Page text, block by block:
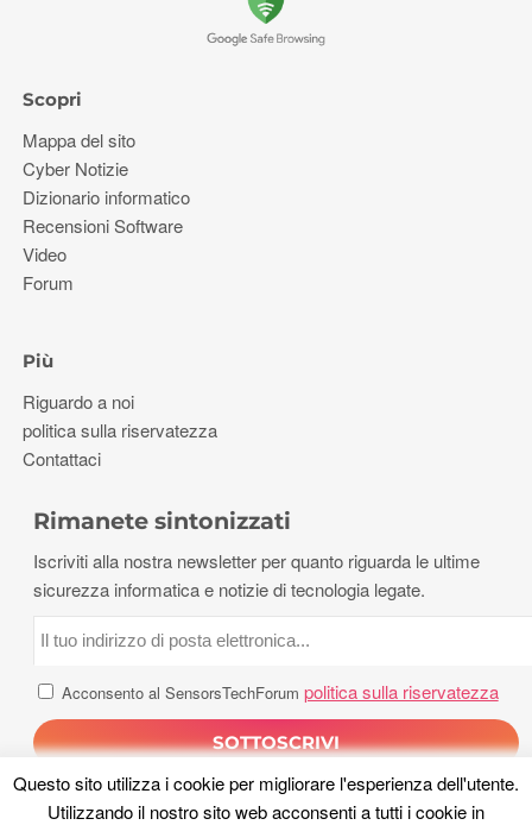
Questo sito utilizza i cookie per migliorare l'esperienza dell'utente.
Utilizzando il nostro sito web acconsenti a tutti i cookie in
Scopri
Mappa del sito
Cyber ​​Notizie
Dizionario informatico
Recensioni Software
Video
Forum
Più
Riguardo a noi
politica sulla riservatezza
Contattaci
Rimanete sintonizzati
Iscriviti alla nostra newsletter per quanto riguarda le ultime
sicurezza informatica e notizie di tecnologia legate.
Acconsento al SensorsTechForum politica sulla riservatezza